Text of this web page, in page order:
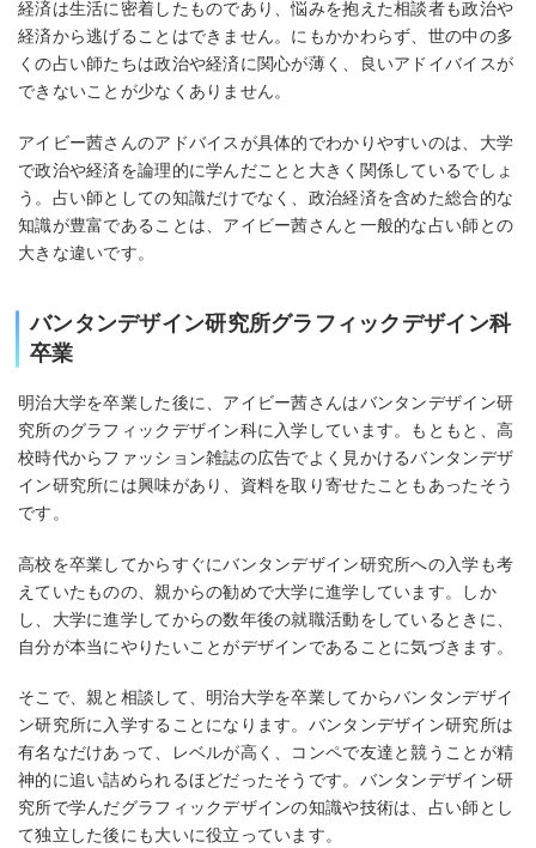
経済は生活に密着したものであり、悩みを抱えた相談者も政治や
経済から逃げることはできません。にもかかわらず、世の中の多
くの占い師たちは政治や経済に関心が薄く、良いアドイバイスが
できないことが少なくありません。
アイビー茜さんのアドバイスが具体的でわかりやすいのは、大学
で政治や経済を論理的に学んだことと大きく関係しているでしょ
う。占い師としての知識だけでなく、政治経済を含めた総合的な
知識が豊富であることは、アイビー茜さんと一般的な占い師との
大きな違いです。
バンタンデザイン研究所グラフィックデザイン科
卒業
明治大学を卒業した後に、アイビー茜さんはバンタンデザイン研
究所のグラフィックデザイン科に入学しています。もともと、高
校時代からファッション雑誌の広告でよく見かけるバンタンデザ
イン研究所には興味があり、資料を取り寄せたこともあったそう
です。
高校を卒業してからすぐにバンタンデザイン研究所への入学も考
えていたものの、親からの勧めで大学に進学しています。しか
し、大学に進学してからの数年後の就職活動をしているときに、
自分が本当にやりたいことがデザインであることに気づきます。
そこで、親と相談して、明治大学を卒業してからバンタンデザイ
ン研究所に入学することになります。バンタンデザイン研究所は
有名なだけあって、レベルが高く、コンペで友達と競うことが精
神的に追い詰められるほどだったそうです。バンタンデザイン研
究所で学んだグラフィックデザインの知識や技術は、占い師とし
て独立した後にも大いに役立っています。